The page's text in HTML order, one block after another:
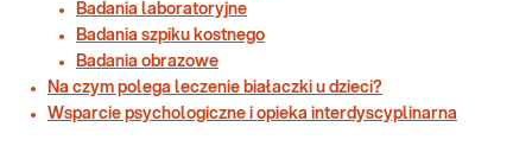
Badania laboratoryjne
Badania szpiku kostnego
Badania obrazowe
Na czym polega leczenie białaczki u dzieci?
Wsparcie psychologiczne i opieka interdyscyplinarna